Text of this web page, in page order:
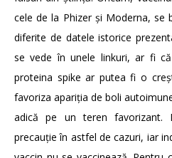
cele de la Phizer și Moderna, se
diferite de datele istorice
se vede în unele linkuri, ar fi
proteina spike ar putea fi o
favoriza apariția de boli
adică pe un teren favorizant.
precauție în astfel de cazuri, iar